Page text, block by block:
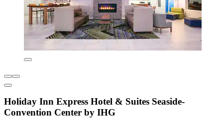
Holiday Inn Express Hotel & Suites Seaside-
Convention Center by IHG